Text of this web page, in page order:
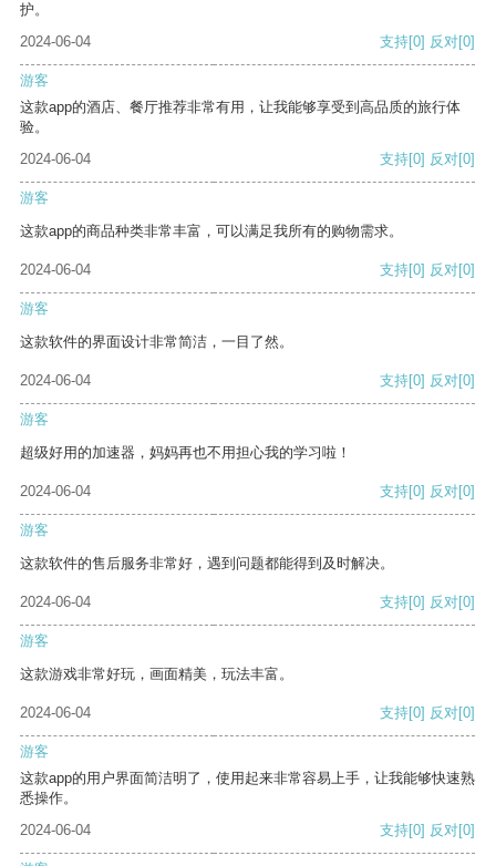
护。
2024-06-04
支持[0] 反对[0]
游客
这款app的酒店、餐厅推荐非常有用，让我能够享受到高品质的旅行体
验。
2024-06-04
支持[0] 反对[0]
游客
这款app的商品种类非常丰富，可以满足我所有的购物需求。
2024-06-04 支持[0] 反对[0]
游客
这款软件的界面设计非常简洁，一目了然。
2024-06-04 支持[0] 反对[0]
游客
超级好用的加速器，妈妈再也不用担心我的学习啦！
2024-06-04 支持[0] 反对[0]
游客
这款软件的售后服务非常好，遇到问题都能得到及时解决。
2024-06-04 支持[0] 反对[0]
游客
这款游戏非常好玩，画面精美，玩法丰富。
2024-06-04 支持[0] 反对[0]
游客
这款app的用户界面简洁明了，使用起来非常容易上手，让我能够快速熟
悉操作。
2024-06-04
支持[0] 反对[0]